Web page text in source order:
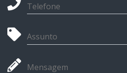
Telefone
Assunto
Mensagem